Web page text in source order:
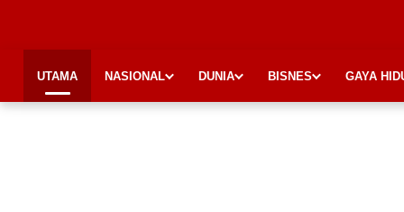
UTAMA NASIONAL DUNIA BISNES GAYA